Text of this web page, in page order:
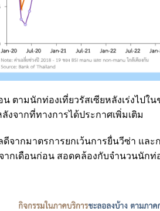
ตามนักท่องเที่ยวรัสเซียหลังเร่งไปใ
งจากที่ทางการได้ประกาศเพิ่มเติม
ากมาตรการยกเว้นการยื่นวีซ่า และ
กเดือนก่อน สอดคล้องกับจำนวนนักท่